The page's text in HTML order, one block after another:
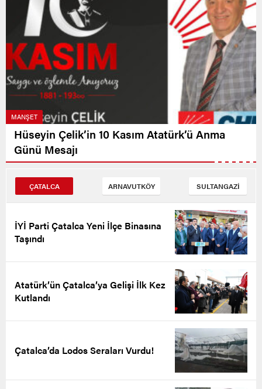
MANŞET
Hüseyin Çelik’in 10 Kasım Atatürk’ü Anma
Günü Mesajı
ÇATALCA ARNAVUTKÖY SULTANGAZİ
İYİ Parti Çatalca Yeni İlçe Binasına
Taşındı
Atatürk’ün Çatalca’ya Gelişi İlk Kez
Kutlandı
Çatalca’da Lodos Seraları Vurdu!